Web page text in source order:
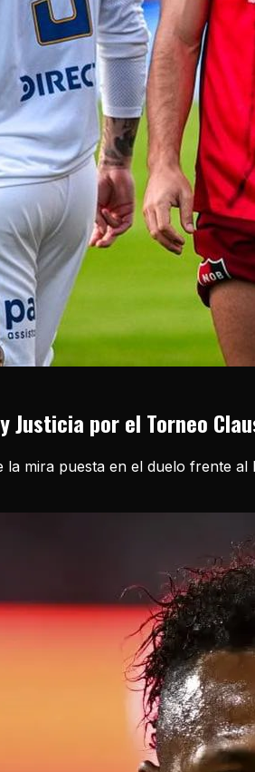
Justicia por el Torneo
mira puesta en el duelo frente